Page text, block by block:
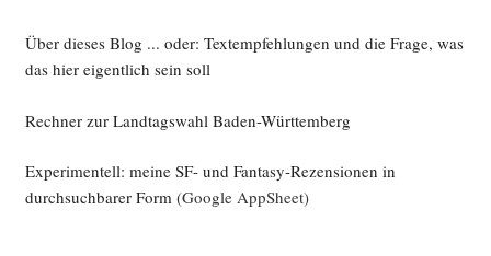
Über dieses Blog ... oder: Textempfehlungen und die Frage, was
das hier eigentlich sein soll
Rechner zur Landtagswahl Baden-Württemberg
Experimentell: meine SF- und Fantasy-Rezensionen in
durchsuchbarer Form(Google AppSheet)